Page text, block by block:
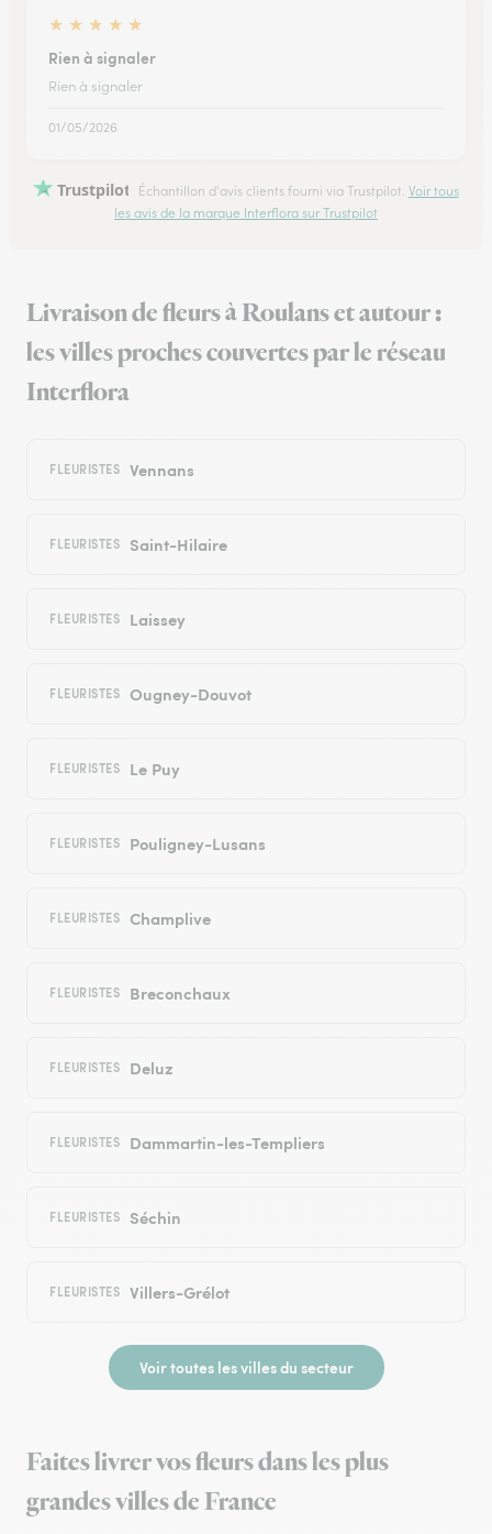
★ ★ ★ ★ ★
Rien à signaler
Rien à signaler
01/05/2026
Trustpilot Échantillon d'avis clients fourni via Trustpilot. Voir tous
les avis de la marque Interflora sur Trustpilot
Livraison de fleurs à Roulans et autour :
les villes proches couvertes par le réseau
Interflora
FLEURISTES Vennans
FLEURISTES Saint-Hilaire
FLEURISTES Laissey
FLEURISTES Ougney-Douvot
FLEURISTES Le Puy
FLEURISTES Pouligney-Lusans
FLEURISTES Champlive
FLEURISTES Breconchaux
FLEURISTES Deluz
FLEURISTES Dammartin-les-Templiers
FLEURISTES Séchin
FLEURISTES Villers-Grélot
Voir toutes les villes du secteur
Faites livrer vos fleurs dans les plus
grandes villes de France